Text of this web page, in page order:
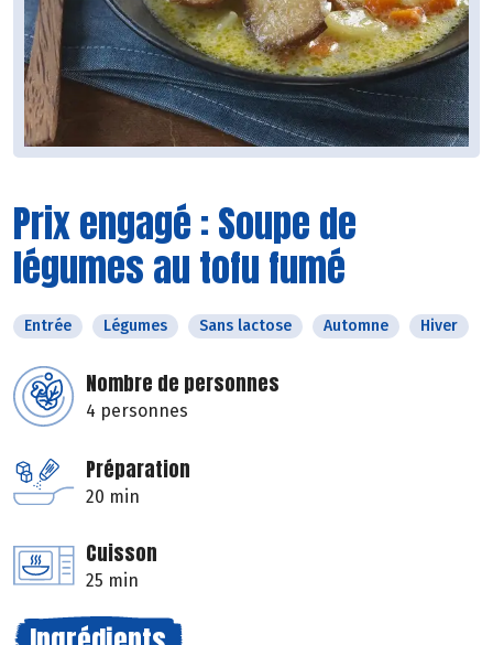
Prix engagé : Soupe de
légumes au tofu fumé
Entrée Légumes Sans lactose Automne Hiver
Nombre de personnes
4 personnes
Préparation
20 min
Cuisson
25 min